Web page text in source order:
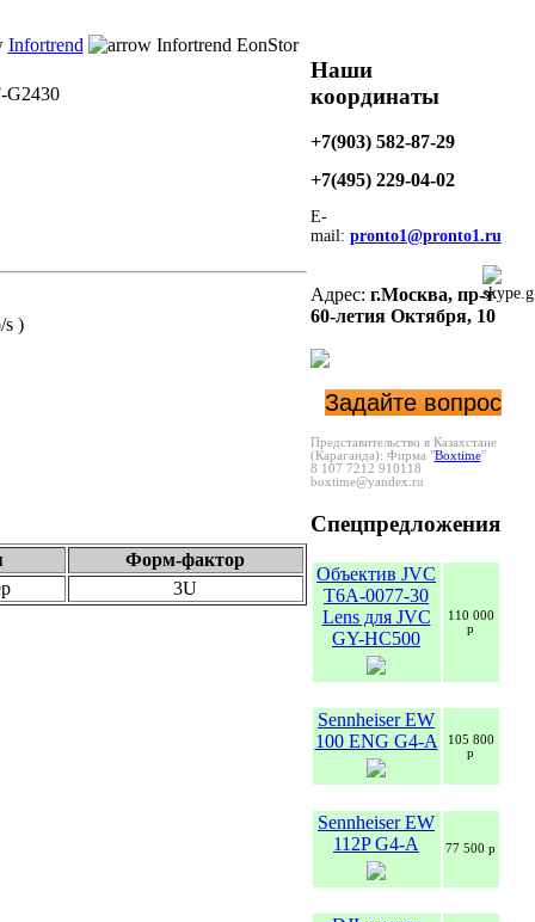
Infortrend
Infortrend EonStor
G2430
s )
Форм-фактор
3U
Наши
координаты
+7(903) 582-87-29
+7(495) 229-04-02
E-
mail: pronto1@pronto1.ru
Адрес: г.Москва, пр-т
60-летия Октября, 10
Задайте вопрос
Представительство в Казахстане
(Караганда): Фирма "Boxtime"
8 107 7212 910118
boxtime@yandex.ru
Спецпредложения
Объектив JVC
T6A-0077-30
Lens для JVC
GY-HC500
110 000
р
Sennheiser EW
100 ENG G4-A
105 800
р
Sennheiser EW
112P G4-A
77 500 р